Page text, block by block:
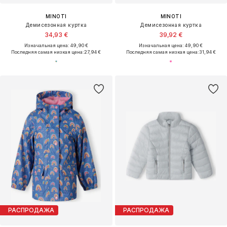
MINOTI
Демисезонная куртка
34,93 €
Изначальная цена: 49,90 €
Последняя самая низкая цена:27,94 €
MINOTI
Демисезонная куртка
39,92 €
Изначальная цена: 49,90 €
Последняя самая низкая цена:31,94 €
РАСПРОДАЖА РАСПРОДАЖА